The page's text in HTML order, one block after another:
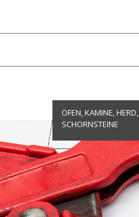
ÖFEN, KAMINE, HERD,
SCHORNSTEINE